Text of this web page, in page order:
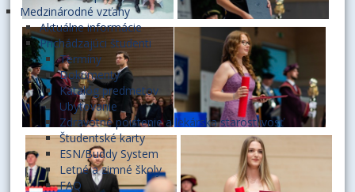
Medzinárodné vzťahy
Aktuálne informácie
Prichádzajúci študenti
Termíny
Dokumenty
Katalóg predmetov
Ubytovanie
Zdravotné poistenie a lekárska starostlivosť
Študentské karty
ESN/Buddy System
Letné a zimné školy
FAQ